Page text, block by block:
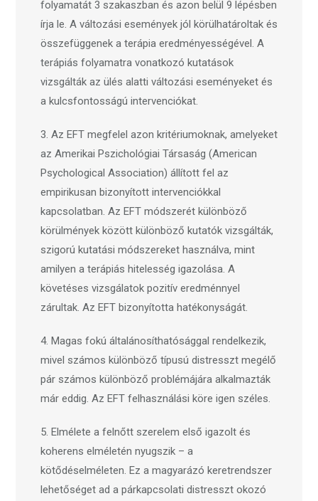
folyamatát 3 szakaszban és azon belül 9 lépésben
írja le. A változási események jól körülhatároltak és
összefüggenek a terápia eredményességével. A
terápiás folyamatra vonatkozó kutatások
vizsgálták az ülés alatti változási eseményeket és
a kulcsfontosságú intervenciókat.
3. Az EFT megfelel azon kritériumoknak, amelyeket
az Amerikai Pszichológiai Társaság (American
Psychological Association) állított fel az
empirikusan bizonyított intervenciókkal
kapcsolatban. Az EFT módszerét különböző
körülmények között különböző kutatók vizsgálták,
szigorú kutatási módszereket használva, mint
amilyen a terápiás hitelesség igazolása. A
követéses vizsgálatok pozitív eredménnyel
zárultak. Az EFT bizonyította hatékonyságát.
4. Magas fokú általánosíthatósággal rendelkezik,
mivel számos különböző típusú distresszt megélő
pár számos különböző problémájára alkalmazták
már eddig. Az EFT felhasználási köre igen széles.
5. Elmélete a felnőtt szerelem első igazolt és
koherens elméletén nyugszik – a
kötődéselméleten. Ez a magyarázó keretrendszer
lehetőséget ad a párkapcsolati distresszt okozó